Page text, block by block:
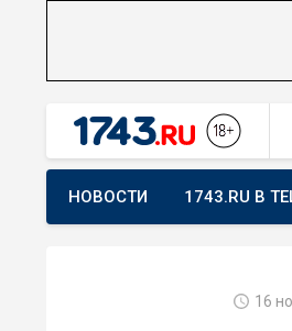
НОВОСТИ 1743.RU В
16